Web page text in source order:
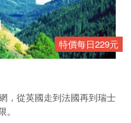
特價每日229元
，從英國走到法國再到瑞士